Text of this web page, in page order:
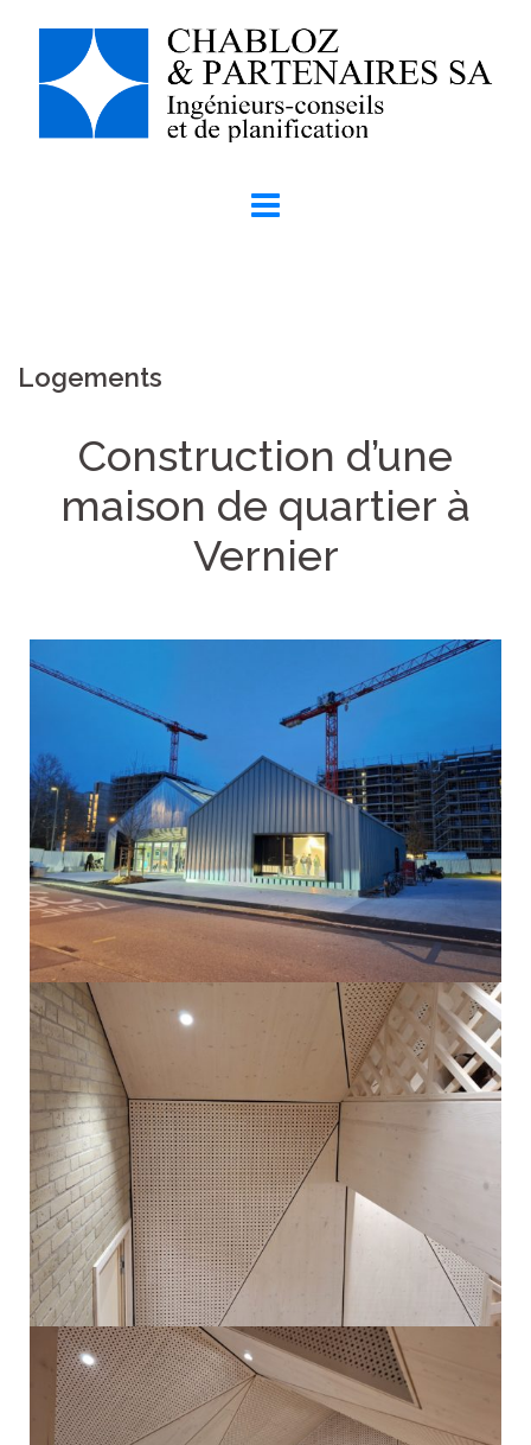
Logements
Construction d’une
maison de quartier à
Vernier